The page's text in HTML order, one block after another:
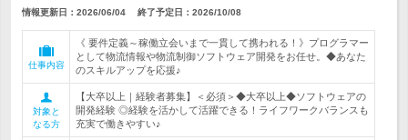
情報更新日：2026/06/04 終了予定日： 2026/10/08
仕事内容
《 要件定義～稼働立会いまで一貫して携われる！》プログラマー
として物流情報や物流制御ソフトウェア開発をお任せ。◆あなた
のスキルアップを応援♪
対象と
なる方
【大卒以上｜経験者募集】＜必須＞◆大卒以上◆ソフトウェアの
開発経験 ◎経験を活かして活躍できる！ライフワークバランスも
充実で働きやすい♪